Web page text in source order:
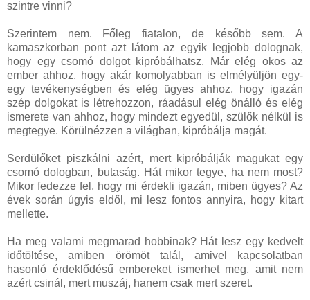
szintre vinni?
Szerintem nem. Főleg fiatalon, de később sem. A
kamaszkorban pont azt látom az egyik legjobb dolognak,
hogy egy csomó dolgot kipróbálhatsz. Már elég okos az
ember ahhoz, hogy akár komolyabban is elmélyüljön egy-
egy tevékenységben és elég ügyes ahhoz, hogy igazán
szép dolgokat is létrehozzon, ráadásul elég önálló és elég
ismerete van ahhoz, hogy mindezt egyedül, szülők nélkül is
megtegye. Körülnézzen a világban, kipróbálja magát.
Serdülőket piszkálni azért, mert kipróbálják magukat egy
csomó dologban, butaság. Hát mikor tegye, ha nem most?
Mikor fedezze fel, hogy mi érdekli igazán, miben ügyes? Az
évek során úgyis eldől, mi lesz fontos annyira, hogy kitart
mellette.
Ha meg valami megmarad hobbinak? Hát lesz egy kedvelt
időtöltése, amiben örömöt talál, amivel kapcsolatban
hasonló érdeklődésű embereket ismerhet meg, amit nem
azért csinál, mert muszáj, hanem csak mert szeret.